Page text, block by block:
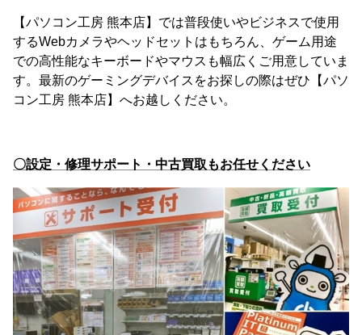
【パソコン工房 熊本店】では普段使いやビジネスで使用
するWebカメラやヘッドセットはもちろん、ゲーム用途
での高性能なキーボードやマウスも幅広くご用意していま
す。最新のゲーミングデバイスをお探しの際はぜひ【パソ
コン工房 熊本店】へお越しください。
〇設定・修理サポート・中古買取もお任せください